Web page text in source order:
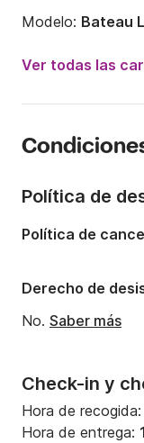
Modelo: Bateau
Capacidad a
Ver todas las
Check-in y
Hora de recogida:
Hora de entrega:
Política de
Política de
Derecho de
No. Saber más